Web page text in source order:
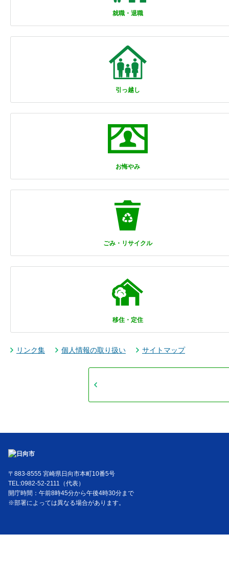
就職・退職
引っ越し
お悔やみ
ごみ・リサイクル
移住・定住
リンク集 個人情報の取り扱い サイトマップ
〒883-8555 宮崎県日向市本町10番5号
TEL:0982-52-2111（代表）
開庁時間：午前8時45分から午後4時30分まで
※部署によっては異なる場合があります。